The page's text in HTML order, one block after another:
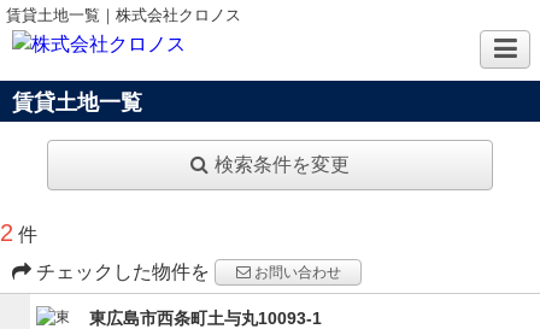
賃貸土地一覧｜株式会社クロノス
賃貸土地一覧
検索条件を変更
2 件
チェックした物件を
お問い合わせ
東広島市西条町土与丸10093-1